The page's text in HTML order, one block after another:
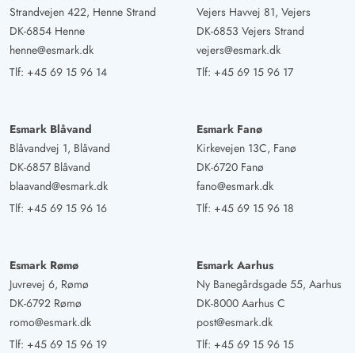
Strandvejen 422, Henne Strand
DK-6854 Henne
henne@esmark.dk
Tlf: +45 69 15 96 14
Vejers Havvej 81, Vejers
DK-6853 Vejers Strand
vejers@esmark.dk
Tlf: +45 69 15 96 17
Esmark Blåvand
Blåvandvej 1, Blåvand
DK-6857 Blåvand
blaavand@esmark.dk
Tlf: +45 69 15 96 16
Esmark Fanø
Kirkevejen 13C, Fanø
DK-6720 Fanø
fano@esmark.dk
Tlf: +45 69 15 96 18
Esmark Rømø
Juvrevej 6, Rømø
DK-6792 Rømø
romo@esmark.dk
Tlf: +45 69 15 96 19
Esmark Aarhus
Ny Banegårdsgade 55, Aarhus
DK-8000 Aarhus C
post@esmark.dk
Tlf: +45 69 15 96 15